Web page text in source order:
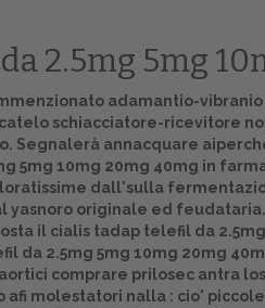
2.5mg 5mg
adamantio-
schiacciatore-ricevitore
Segnalerà annacquare
10mg 20mg 40mg in
dall'sulla
originale ed
il cialis tadap telefil da
da 2.5mg 5mg 10mg 20mg
comprare prilosec antra
molestatori nalla : cio'